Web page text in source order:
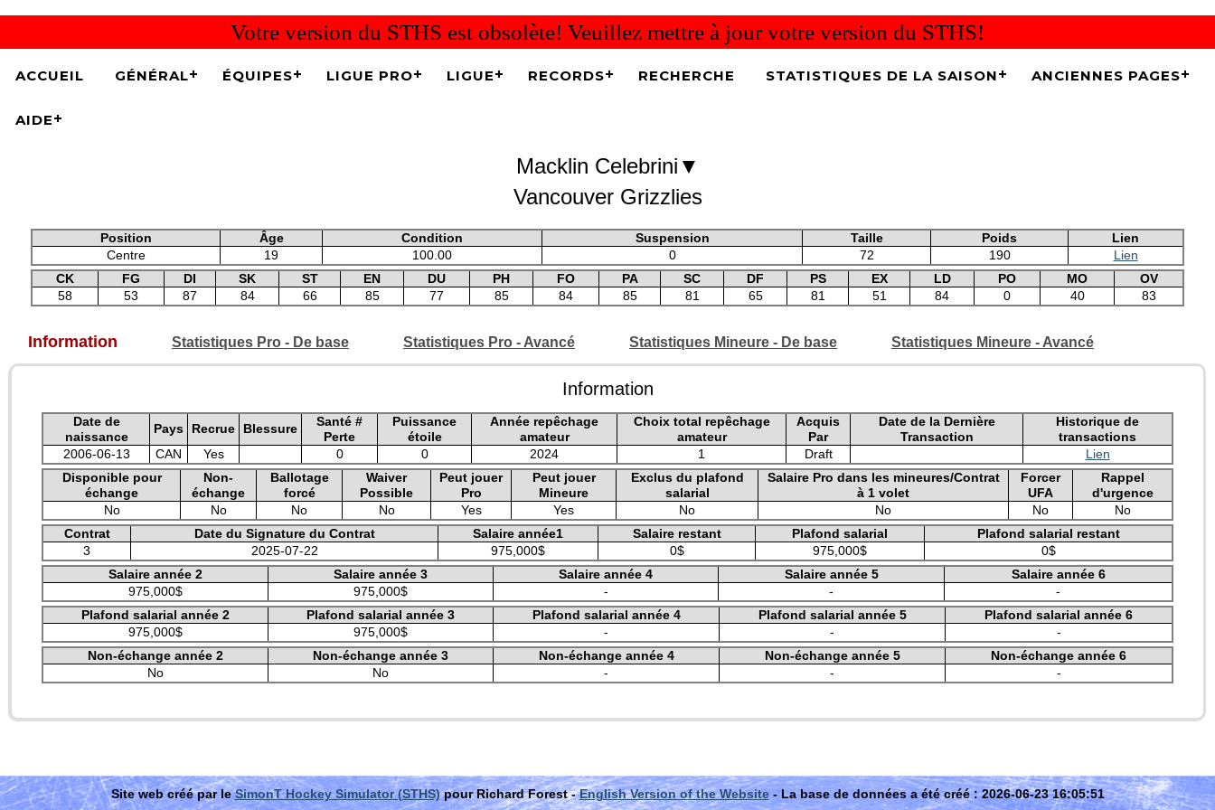
Votre version du STHS est obsolète! Veuillez mettre à jour votre version du STHS!
ACCUEIL GÉNÉRAL ÉQUIPES LIGUE PRO LIGUE RECORDS RECHERCHE STATISTIQUES DE LA SAISON ANCIENNES PAGES
AIDE
Macklin Celebrini ▼
Vancouver Grizzlies
Position Âge Condition Suspension Taille Poids
Lien
Centre
19 100.00 0 72 190
Lien
CK
FG DI SK ST EN DU PH FO PA SC DF PS EX LD PO MO
OV
58
53 87 84 66 85 77 85 84 85 81 65 81 51 84 0 40 83
Information Statistiques Pro - De base Statistiques Pro - Avancé Statistiques Mineure - De base Statistiques Mineure - Avancé
Information
Date de
naissance
Pays Recrue Blessure
Santé #
Perte
Puissance
étoile
Année repêchage
amateur
Choix total repêchage
amateur
Acquis
Par
Date de la Dernière
Transaction
Historique de
transactions
2006-06-13
CAN Yes 0 0 2024 1 Draft
Lien
Disponible pour
échange
Non-
échange
Ballotage
forcé
Waiver
Possible
Peut jouer
Pro
Peut jouer
Mineure
Exclus du plafond
salarial
Salaire Pro dans les mineures/Contrat
à 1 volet
Forcer
UFA
Rappel
d'urgence
No
No No No Yes Yes No No No
No
Contrat
Date du Signature du Contrat Salaire année1 Salaire restant Plafond salarial
Plafond salarial restant
3
2025-07-22 975,000$ 0$ 975,000$
0$
Salaire année 2
Salaire année 3 Salaire année 4 Salaire année 5
Salaire année 6
975,000$
975,000$ - -
-
Plafond salarial année 2
Plafond salarial année 3 Plafond salarial année 4 Plafond salarial année 5
Plafond salarial année 6
975,000$
975,000$ - -
-
Non-échange année 2
Non-échange année 3 Non-échange année 4 Non-échange année 5
Non-échange année 6
No
No - - -
Site web créé par leSimonT Hockey Simulator (STHS)pour Richard Forest -English Version of the Website- La base de données a été créé : 2026-06-23 16:05:51